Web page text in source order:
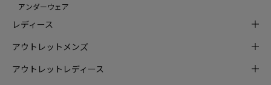
アンダーウェア
レディース
アウトレットメンズ
アウトレットレディース